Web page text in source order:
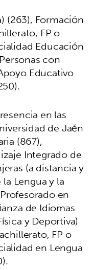
(263), Formación
FP o
Educación
con
Educativo
en las
de Jaén
(867),
Integrado de
(a distancia y
Lengua y la
en
de Idiomas
y Deportiva)
FP o
en Lengua